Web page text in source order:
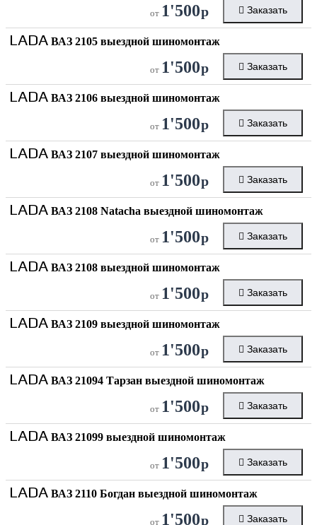
от 1'500р Заказать
LADA ВАЗ 2105 выездной шиномонтаж
от 1'500р Заказать
LADA ВАЗ 2106 выездной шиномонтаж
от 1'500р Заказать
LADA ВАЗ 2107 выездной шиномонтаж
от 1'500р Заказать
LADA ВАЗ 2108 Natacha выездной шиномонтаж
от 1'500р Заказать
LADA ВАЗ 2108 выездной шиномонтаж
от 1'500р Заказать
LADA ВАЗ 2109 выездной шиномонтаж
от 1'500р Заказать
LADA ВАЗ 21094 Тарзан выездной шиномонтаж
от 1'500р Заказать
LADA ВАЗ 21099 выездной шиномонтаж
от 1'500р Заказать
LADA ВАЗ 2110 Богдан выездной шиномонтаж
от 1'500р Заказать